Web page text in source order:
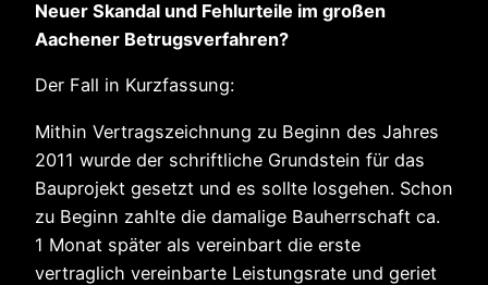
Neuer Skandal und Fehlurteile im großen
Aachener Betrugsverfahren?
Der Fall in Kurzfassung:
Mithin Vertragszeichnung zu Beginn des Jahres
2011 wurde der schriftliche Grundstein für das
Bauprojekt gesetzt und es sollte losgehen. Schon
zu Beginn zahlte die damalige Bauherrschaft ca.
1 Monat später als vereinbart die erste
vertraglich vereinbarte Leistungsrate und geriet